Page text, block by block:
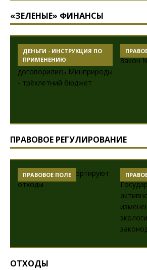
«ЗЕЛЕНЫЕ» ФИНАНСЫ
ДЕНЬГИ - ИНСТРУКЦИЯ ПО
ПРИМЕНЕНИЮ
ПРАВОВОЕ РЕГУЛИРОВАНИЕ
ПРАВОВОЕ ПОЛЕ
ОТХОДЫ